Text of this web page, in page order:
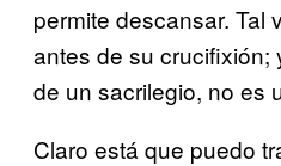
permite descansar. Tal
antes de su crucifixión;
de un sacrilegio, no es
Claro está que puedo